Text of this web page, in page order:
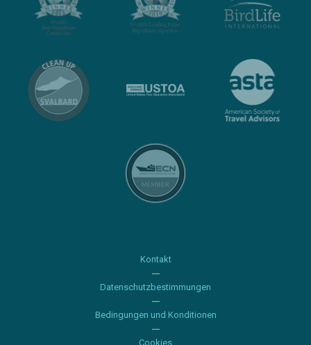
Kontakt
Datenschutzbestimmungen
Bedingungen und Konditionen
Cookies